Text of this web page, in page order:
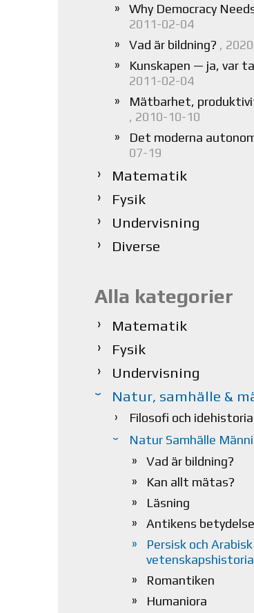
Why Democracy
2011-02-04
Vad är bildning? ,
Kunskapen — ja, var
2011-02-04
Mätbarhet,
, 2010-10-10
Det moderna
07-19
Matematik
Fysik
Undervisning
Diverse
Alla kategorier
Matematik
Fysik
Undervisning
Natur, samhälle &
Filosofi och idehistoria
Natur Samhälle
Vad är bildning?
Kan allt mätas?
Läsning
Antikens betydelse
Persisk och Arabisk
vetenskapshistoria
Romantiken
Humaniora